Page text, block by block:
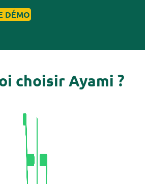
DÉMO
choisir Ayami ?